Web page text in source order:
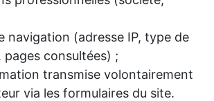
navigation (adresse IP, type de
pages consultées) ;
transmise volontairement
via les formulaires du site.